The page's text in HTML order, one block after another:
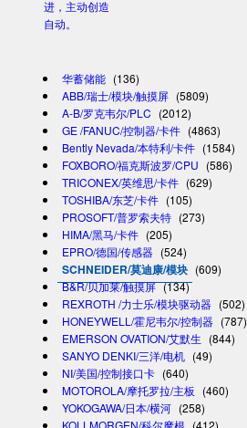
进，主动创造
自动。
华蓄储能 (136)
ABB/瑞士/模块/触摸屏 (5809)
A-B/罗克韦尔/PLC (2012)
GE /FANUC/控制器/卡件 (4863)
Bently Nevada/本特利/卡件 (1584)
FOXBORO/福克斯波罗/CPU (586)
TRICONEX/英维思/卡件 (629)
TOSHIBA/东芝/卡件 (105)
PROSOFT/普罗索夫特 (273)
HIMA/黑马/卡件 (205)
EPRO/德国/传感器 (524)
SCHNEIDER/莫迪康/模块 (609)
B&R/贝加莱/触摸屏 (134)
REXROTH /力士乐/模块驱动器 (502)
HONEYWELL/霍尼韦尔/控制器 (787)
EMERSON OVATION/艾默生 (844)
SANYO DENKI/三洋/电机 (49)
NI/美国/控制接口卡 (640)
MOTOROLA/摩托罗拉/主板 (460)
YOKOGAWA/日本/横河 (258)